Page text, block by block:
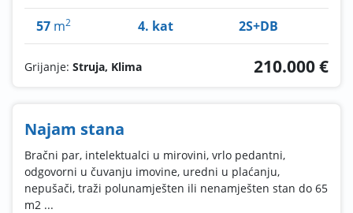
57 m2 4. kat 2S+DB
Grijanje: Struja, Klima 210.000 €
Najam stana
Bračni par, intelektualci u mirovini, vrlo pedantni,
odgovorni u čuvanju imovine, uredni u plaćanju,
nepušači, traži polunamješten ili nenamješten stan do 65
m2 ...